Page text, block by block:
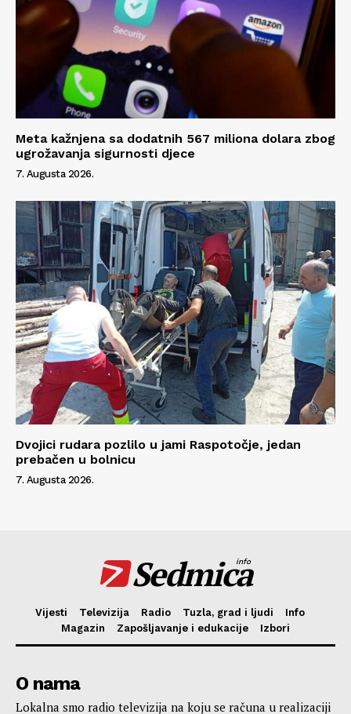
Meta kažnjena sa dodatnih 567 miliona dolara zbog
ugrožavanja sigurnosti djece
7. Augusta 2026.
Dvojici rudara pozlilo u jami Raspotočje, jedan
prebačen u bolnicu
7. Augusta 2026.
Sedmica
info
Vijesti Televizija Radio Tuzla, grad i ljudi
Info
Magazin
Zapošljavanje i edukacije Izbori
O nama
Lokalna smo radio televizija na koju se računa u realizaciji